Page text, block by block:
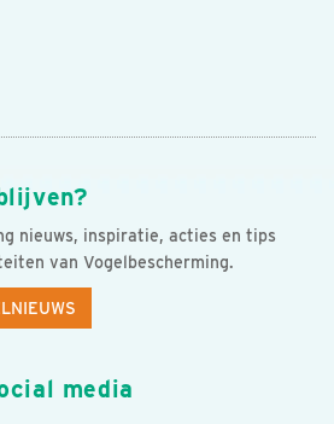
nieuws, inspiratie, acties en tips
van Vogelbescherming.
media